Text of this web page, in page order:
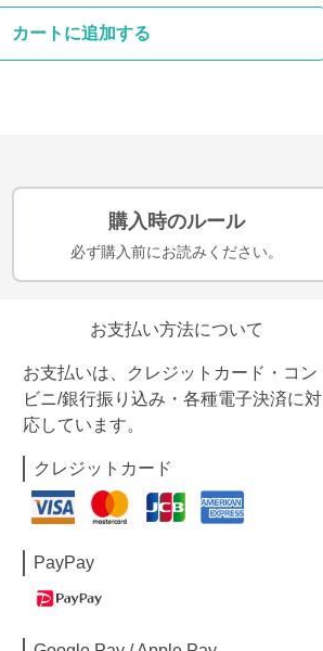
カートに追加する
購入時のルール
必ず購入前にお読みください。
お支払い方法について
お支払いは、クレジットカード・コン
ビニ/銀行振り込み・各種電子決済に対
応しています。
クレジットカード
PayPay